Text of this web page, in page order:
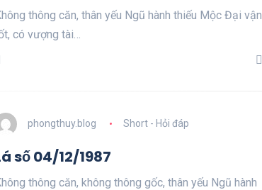
thông căn, thân yếu Ngũ hành thiếu Mộc Đại vận
có vượng tài…
phongthuy.blog Short - Hỏi đáp
số 04/12/1987
thông căn, không thông gốc, thân yếu Ngũ hành